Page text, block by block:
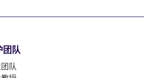
团队
队